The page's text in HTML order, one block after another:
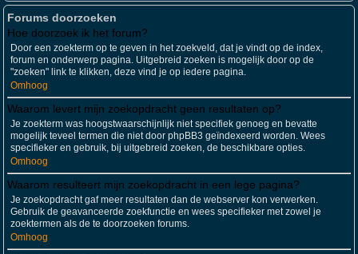
Forums doorzoeken
Hoe doorzoek ik het forum?
Door een zoekterm op te geven in het zoekveld, dat je vindt op de index,
forum en onderwerp pagina. Uitgebreid zoeken is mogelijk door op de
"zoeken" link te klikken, deze vind je op iedere pagina.
Omhoog
Waarom levert mijn zoekopdracht geen resultaten op?
Je zoekterm was hoogstwaarschijnlijk niet specifiek genoeg en bevatte
mogelijk teveel termen die niet door phpBB3 geïndexeerd worden. Wees
specifieker en gebruik, bij uitgebreid zoeken, de beschikbare opties.
Omhoog
Waarom resulteert mijn zoekopdracht in een lege pagina?
Je zoekopdracht gaf meer resultaten dan de webserver kon verwerken.
Gebruik de geavanceerde zoekfunctie en wees specifieker met zowel je
zoektermen als de te doorzoeken forums.
Omhoog